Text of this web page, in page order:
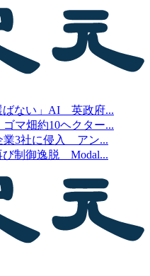
ばない」AI 英政府...
マ畑約10ヘクター...
業3社に侵入 アン...
制御逸脱 Modal...